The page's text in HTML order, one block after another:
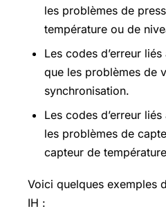
les problèmes de
température ou de
Les codes d’erreur
que les problèmes de
synchronisation.
Les codes d’erreur
les problèmes de
capteur de
Voici quelques exemples
IH :